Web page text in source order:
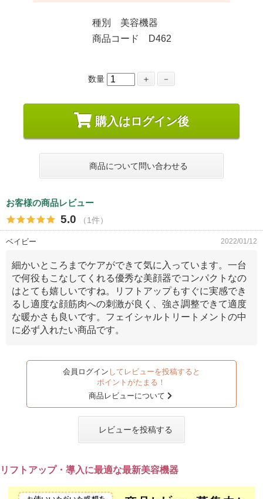
種別 美容機器
商品コード D462
数量 ＋ －
購入はログイン後
商品について問い合わせる
お客様の商品レビュー
5.0 （1件）
ベイビー 2022/01/12
細かいところまでケアができて気に入っています。一台
で何役もこなしてくれる優秀な美顔器でコンパクトなの
はとても嬉しいですね。リフトアップもすぐに実感でき
るし適度な顔筋肉への刺激が良く、強さ調整できて適度
な暖かさも良いです。フェイシャルトリートメントの中
に必ず入れたい商品です。
会員ログイン してレビューを投稿すると
ポイントがたまる！
商品レビューについて
レビューを投稿する
リフトアップ・導入に最適な最新美容機器